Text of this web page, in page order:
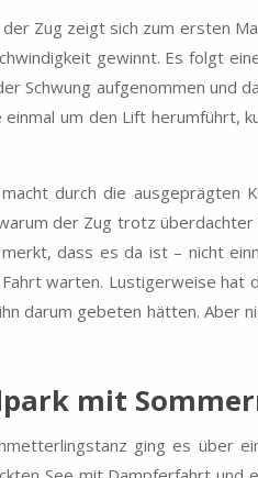
Zug zeigt sich zum ersten
gewinnt. Es folgt
Schwung aufgenommen und
um den Lift herumführt,
durch die ausgeprägten
der Zug trotz
dass es da ist – nicht
warten. Lustigerweise hat
darum gebeten hätten. Aber
mit
ging es über